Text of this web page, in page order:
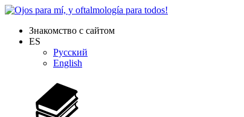
Знакомство с сайтом
ES
Русский
English